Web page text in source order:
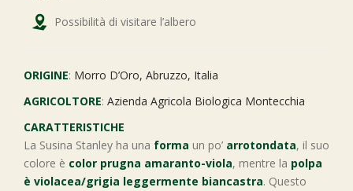
Possibilità di visitare l’albero
ORIGINE: Morro D’Oro, Abruzzo, Italia
AGRICOLTORE: Azienda Agricola Biologica Montecchia
CARATTERISTICHE
La Susina Stanley ha una forma un po’ arrotondata, il suo
colore è color prugna amaranto-viola, mentre la polpa
è violacea/grigia leggermente biancastra. Questo